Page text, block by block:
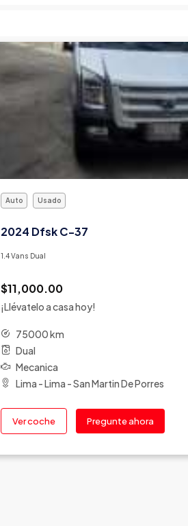
Auto Usado
2024 Dfsk C-37
1.4 Vans Dual
$11,000.00
¡Llévatelo a casa hoy!
75000 km
Dual
Mecanica
Lima - Lima - San Martin De Porres
Ver coche Pregunte ahora